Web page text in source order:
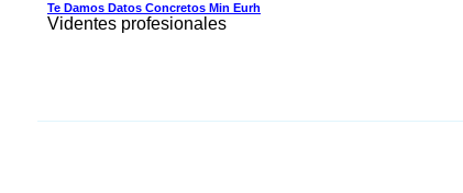
Te Damos Datos Concretos Min Eurh
Videntes profesionales